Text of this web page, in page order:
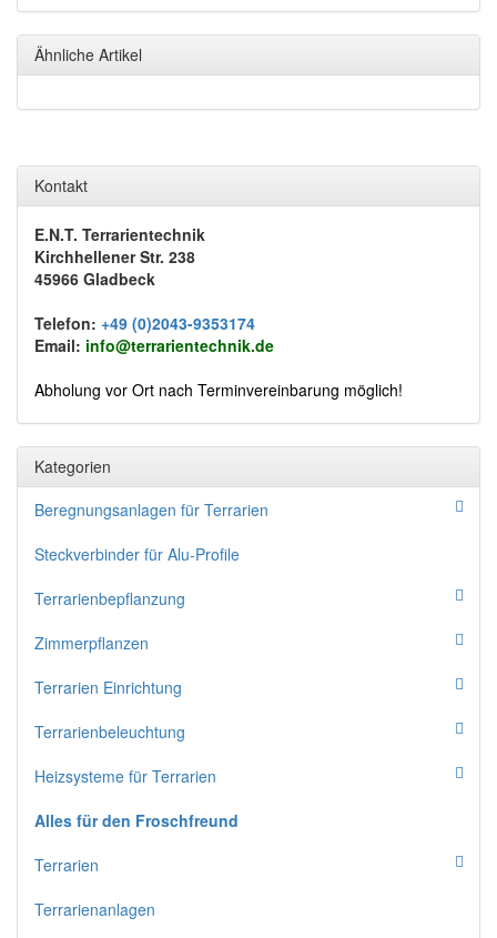
Ähnliche Artikel
Kontakt
E.N.T. Terrarientechnik
Kirchhellener Str. 238
45966 Gladbeck
Telefon: +49 (0)2043-9353174
Email: info@terrarientechnik.de
Abholung vor Ort nach Terminvereinbarung möglich!
Kategorien
Beregnungsanlagen für Terrarien
Steckverbinder für Alu-Profile
Terrarienbepflanzung
Zimmerpflanzen
Terrarien Einrichtung
Terrarienbeleuchtung
Heizsysteme für Terrarien
Alles für den Froschfreund
Terrarien
Terrarienanlagen